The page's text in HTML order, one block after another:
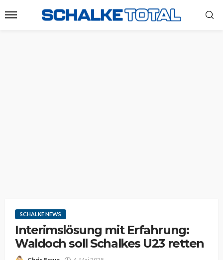
SCHALKE NEWS
Interimslösung mit Erfahrung:
Waldoch soll Schalkes U23 retten